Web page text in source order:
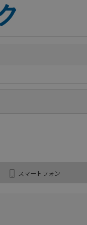
スマートフォン